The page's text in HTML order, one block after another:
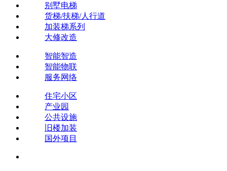
别墅电梯
货梯/扶梯/人行道
加装梯系列
大修改造
智能智造
智能物联
服务网络
住宅小区
产业园
公共设施
旧楼加装
国外项目